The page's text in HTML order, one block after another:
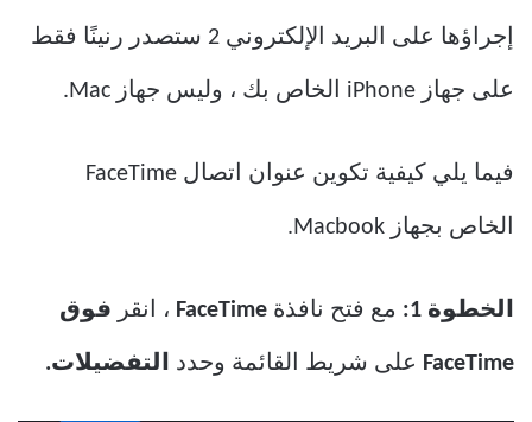
إجراؤها على البريد الإلكتروني 2 ستصدر رنينًا فقط
على جهاز iPhone الخاص بك ، وليس جهاز Mac.
فيما يلي كيفية تكوين عنوان اتصال FaceTime
الخاص بجهاز Macbook.
الخطوة 1: مع فتح نافذة FaceTime ، انقر فوق
FaceTime على شريط القائمة وحدد التفضيلات.